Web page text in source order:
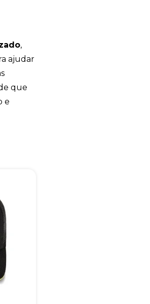
,
ajudar
que
e